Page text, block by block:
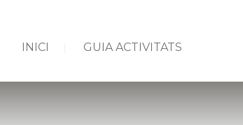
INICI GUIA ACTIVITATS